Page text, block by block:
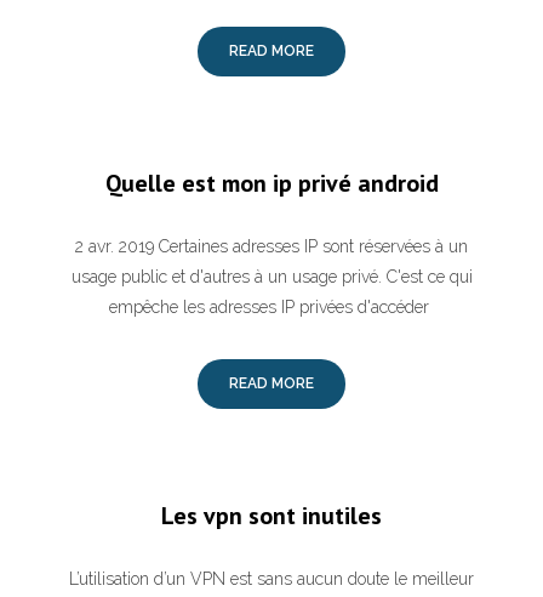
READ MORE
Quelle est mon ip privé android
2 avr. 2019 Certaines adresses IP sont réservées à un
usage public et d'autres à un usage privé. C'est ce qui
empêche les adresses IP privées d'accéder
READ MORE
Les vpn sont inutiles
L’utilisation d’un VPN est sans aucun doute le meilleur